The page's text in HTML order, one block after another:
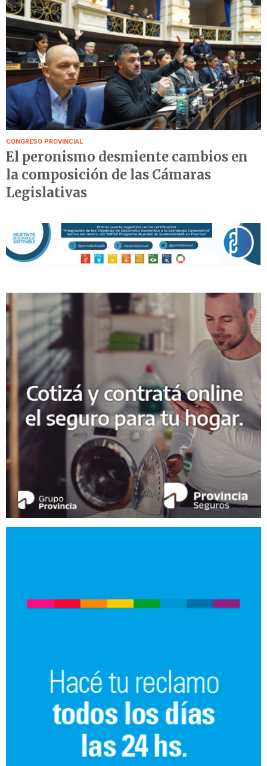
CONGRESO PROVINCIAL
El peronismo desmiente cambios en
la composición de las Cámaras
Legislativas